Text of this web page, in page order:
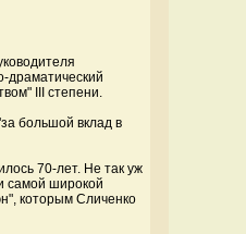
драматический
III степени.
большой вклад в
70-лет. Не так уж
самой широкой
которым Сличенко